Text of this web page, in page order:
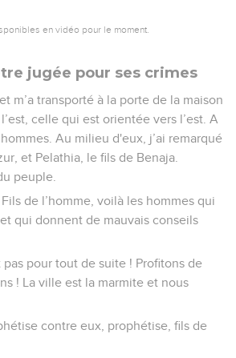
en vidéo pour le moment.
jugée pour ses crimes
m’a transporté à la porte de la maison
celle qui est orientée vers l’est. A
Au milieu d'eux, j’ai remarqué
et Pelathia, le fils de Benaja.
peuple.
Fils de l’homme, voilà les hommes qui
qui donnent de mauvais conseils
pas pour tout de suite ! Profitons de
! La ville est la marmite et nous
contre eux, prophétise, fils de